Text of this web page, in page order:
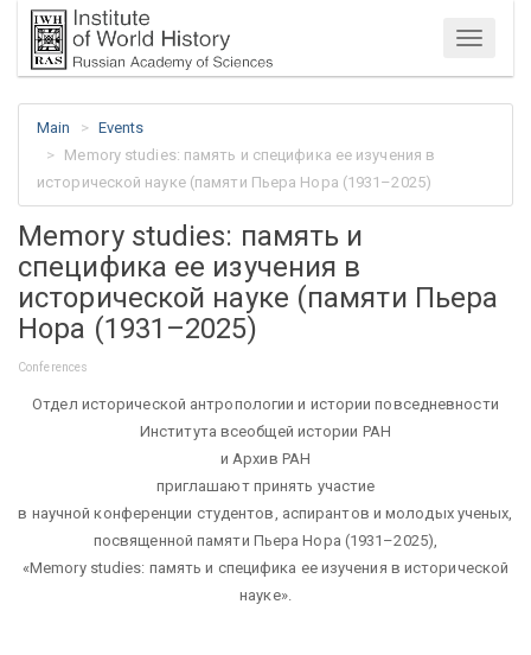
Menu
Main
Events
Memory studies: память и специфика ее изучения в
исторической науке (памяти Пьера Нора (1931–2025)
Memory studies: память и
специфика ее изучения в
исторической науке (памяти Пьера
Нора (1931–2025)
Conferences
Отдел исторической антропологии и истории повседневности
Института всеобщей истории РАН
и Архив РАН
приглашают принять участие
в научной конференции студентов, аспирантов и молодых ученых,
посвященной памяти Пьера Нора (1931–2025),
«Memory studies: память и специфика ее изучения в исторической
науке».